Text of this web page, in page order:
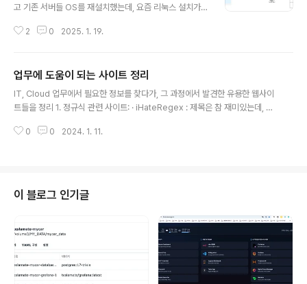
고 기존 서버들 OS를 재설치했는데, 요즘 리눅스 설치가
옛날 드라이버 적용부터 정말 설치만으로도 힘들었는데 뭔
에 설치보다는 기술 구현에 더 집중할 수 있기는 했지만 Or
acle Cloud와 GCP로 클라우드 환경을 구성하고, Ansi
ble로 서버 관리를 일원화했다. 한방에 쭈루룩 명령을 내
cle Cloud 서버에서 내부 홈 서버로 rsync로 백업 받도
2 0 2025. 1. 19.
업무에 도움이 되는 사이트 정리
IT, Cloud 업무에서 필요한 정보를 찾다가, 그 과정에서 발견한 유용한 웹사이
트들을 정리 1. 정규식 관련 사이트: · iHateRegex : 제목은 참 재미있는데, 내
종 고객 정보를 sort할때 잘 사용했었는데, 많은 예제가 있으니 참고할 것이 많
안을 해주는 도구 바로 적용할만한 환경이 안될때 문법을 다 체크해주기 때문
에, 운영 업무시 유용하게 사용을 했다. · Expla..
0 0 2024. 1. 11.
이 블로그 인기글